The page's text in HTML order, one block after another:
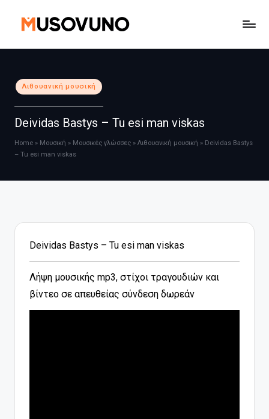
Μετάβαση
Αναρτήθηκε
σε
Λιθουανική μουσική
Deividas Bastys – Tu esi man viskas
Home » Μουσική » Μουσικές γλώσσες » Λιθουανική μουσική » Deividas Bastys
– Tu esi man viskas
Deividas Bastys – Tu esi man viskas
Λήψη μουσικής mp3, στίχοι τραγουδιών και
βίντεο σε απευθείας σύνδεση δωρεάν